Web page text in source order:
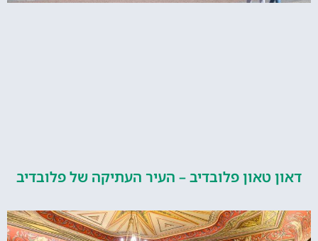
טאון פלובדיב – העיר העתיקה של פלובדיב